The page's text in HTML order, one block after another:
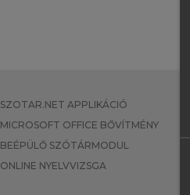
SZOTAR.NET APPLIKÁCIÓ
MICROSOFT OFFICE BŐVÍTMÉNY
BEÉPÜLŐ SZÓTÁRMODUL
ONLINE NYELVVIZSGA